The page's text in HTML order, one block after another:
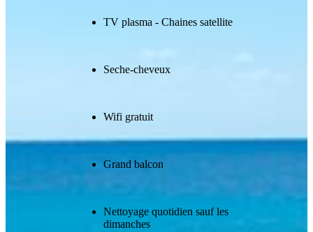
TV plasma - Chaines satellite
Seche-cheveux
Wifi gratuit
Grand balcon
Nettoyage quotidien sauf les
dimanches